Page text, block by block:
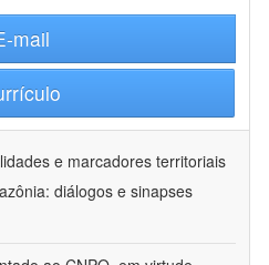
mail
e marcadores territoriais
diálogos e sinapses